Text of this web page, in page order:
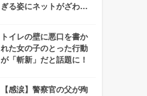
ぎる姿にネットがざわつ
トイレの壁に悪口を書か
れた女の子のとった行動
が「斬新」だと話題に！
【感涙】警察官の父が殉